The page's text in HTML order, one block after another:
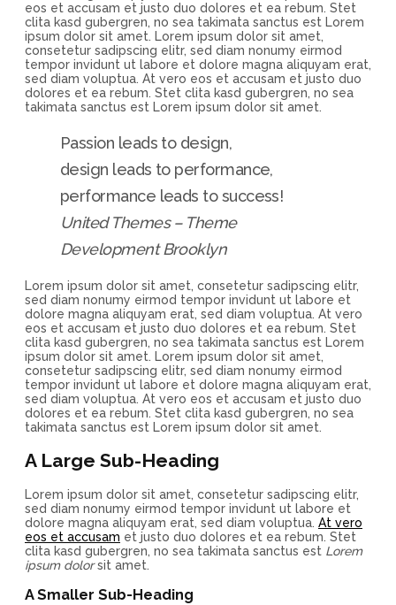
eos et accusam et justo duo dolores et ea rebum. Stet
clita kasd gubergren, no sea takimata sanctus est Lorem
ipsum dolor sit amet. Lorem ipsum dolor sit amet,
consetetur sadipscing elitr, sed diam nonumy eirmod
tempor invidunt ut labore et dolore magna aliquyam erat,
sed diam voluptua. At vero eos et accusam et justo duo
dolores et ea rebum. Stet clita kasd gubergren, no sea
takimata sanctus est Lorem ipsum dolor sit amet.
Passion leads to design,
design leads to performance,
performance leads to success!
United Themes – Theme
Development Brooklyn
Lorem ipsum dolor sit amet, consetetur sadipscing elitr,
sed diam nonumy eirmod tempor invidunt ut labore et
dolore magna aliquyam erat, sed diam voluptua. At vero
eos et accusam et justo duo dolores et ea rebum. Stet
clita kasd gubergren, no sea takimata sanctus est Lorem
ipsum dolor sit amet. Lorem ipsum dolor sit amet,
consetetur sadipscing elitr, sed diam nonumy eirmod
tempor invidunt ut labore et dolore magna aliquyam erat,
sed diam voluptua. At vero eos et accusam et justo duo
dolores et ea rebum. Stet clita kasd gubergren, no sea
takimata sanctus est Lorem ipsum dolor sit amet.
A Large Sub-Heading
Lorem ipsum dolor sit amet, consetetur sadipscing elitr,
sed diam nonumy eirmod tempor invidunt ut labore et
dolore magna aliquyam erat, sed diam voluptua. At vero
eos et accusam et justo duo dolores et ea rebum. Stet
clita kasd gubergren, no sea takimata sanctus est Lorem
ipsum dolorsit amet.
A Smaller Sub-Heading